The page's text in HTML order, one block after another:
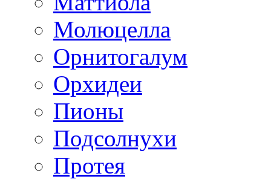
Молюцелла
Орнитогалум
Орхидеи
Пионы
Подсолнухи
Протея